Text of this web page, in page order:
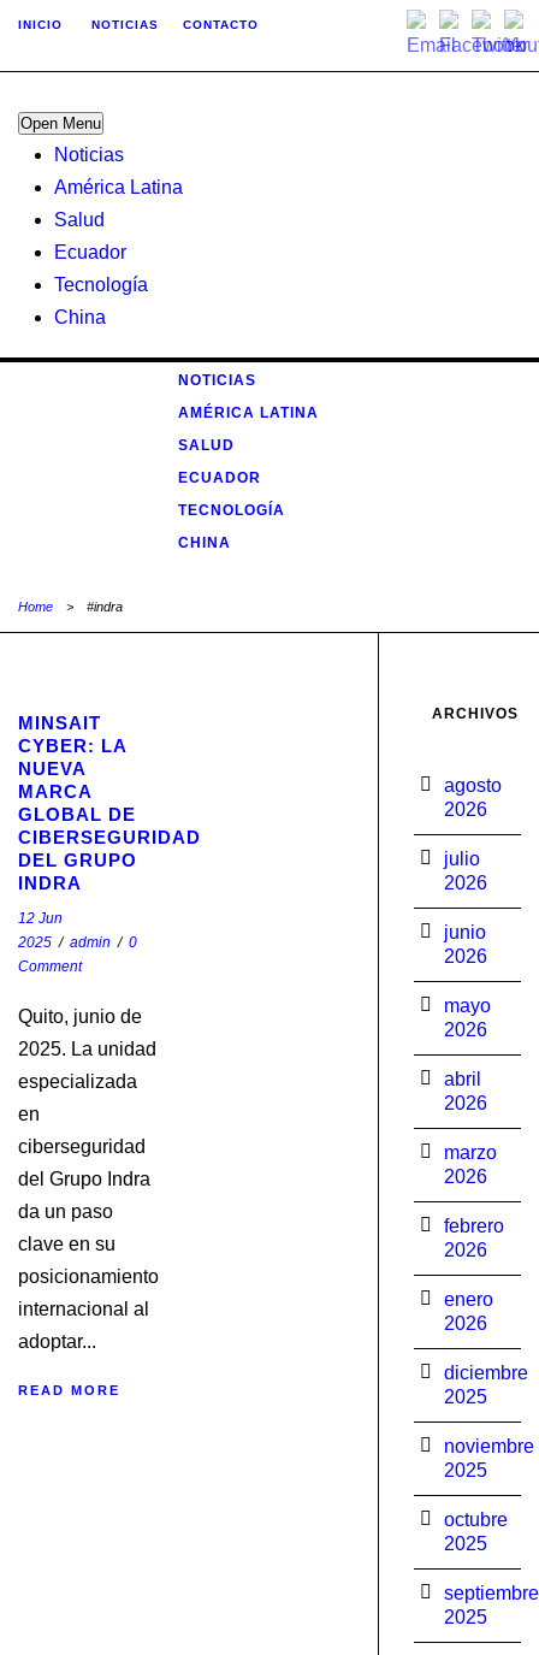
INICIO NOTICIAS CONTACTO
Open Menu
Noticias
América Latina
Salud
Ecuador
Tecnología
China
NOTICIAS
AMÉRICA LATINA
SALUD
ECUADOR
TECNOLOGÍA
CHINA
Home > #indra
MINSAIT
CYBER: LA
NUEVA
MARCA
GLOBAL DE
CIBERSEGURIDAD
DEL GRUPO
INDRA
12 Jun
2025 / admin / 0
Comment
Quito, junio de
2025. La unidad
especializada
en
ciberseguridad
del Grupo Indra
da un paso
clave en su
posicionamiento
internacional al
adoptar...
READ MORE
ARCHIVOS
agosto
2026
julio
2026
junio
2026
mayo
2026
abril
2026
marzo
2026
febrero
2026
enero
2026
diciembre
2025
noviembre
2025
octubre
2025
septiembre
2025